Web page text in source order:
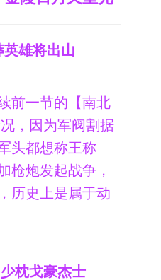
雄将出山
前一节的【南北
，因为军阀割据
头都想称王称
枪炮发起战争，
历史上是属于动
枕戈豪杰士